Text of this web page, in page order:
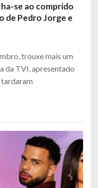
se ao comprido
de Pedro Jorge e
trouxe mais um
da TVI, apresentado
tardaram